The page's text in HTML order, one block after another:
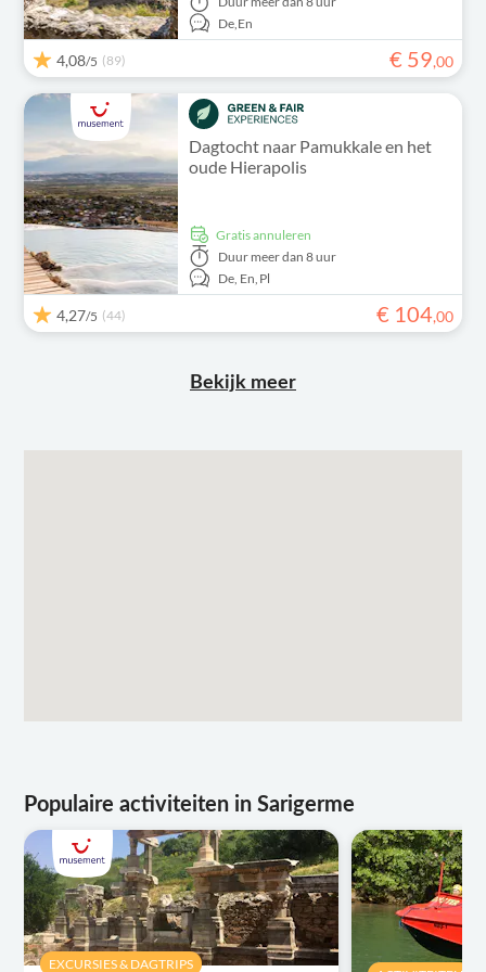
De,En
4,08/5 (89) € 59,00
Dagtocht naar Pamukkale en het
oude Hierapolis
Gratis annuleren
Duur meer dan 8 uur
De, En, Pl
4,27/5 (44) € 104,00
Bekijk meer
Populaire activiteiten in Sarigerme
EXCURSIES & DAGTRIPS